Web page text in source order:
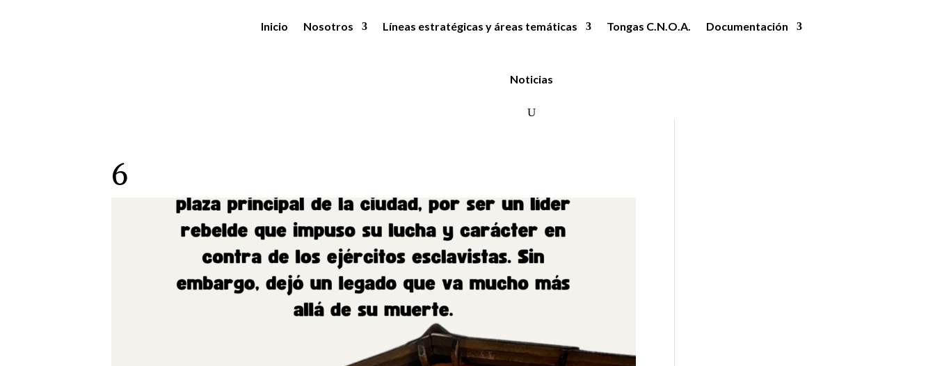
Inicio Nosotros Líneas estratégicas y áreas temáticas Tongas C.N.O.A. Documentación
Noticias
6